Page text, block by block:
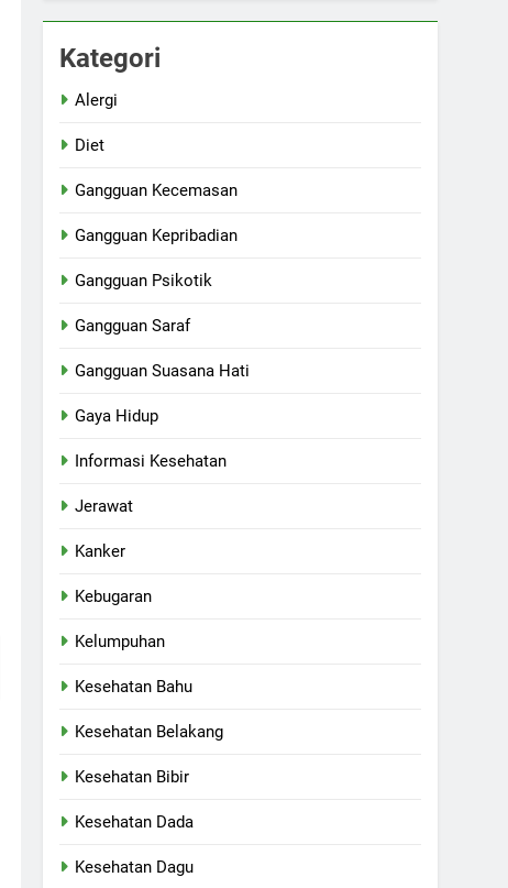
Kategori
Alergi
Diet
Gangguan Kecemasan
Gangguan Kepribadian
Gangguan Psikotik
Gangguan Saraf
Gangguan Suasana Hati
Gaya Hidup
Informasi Kesehatan
Jerawat
Kanker
Kebugaran
Kelumpuhan
Kesehatan Bahu
Kesehatan Belakang
Kesehatan Bibir
Kesehatan Dada
Kesehatan Dagu